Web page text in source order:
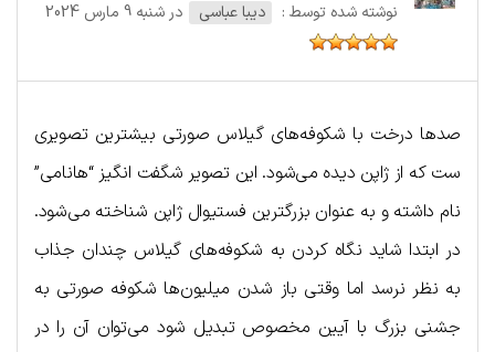
نوشته شده توسط : دیبا عباسی در شنبه 9 مارس 2024
صدها درخت با شکوفه‌های گیلاس صورتی بیشترین تصویری
ست که از ژاپن دیده می‌شود. این تصویر شگفت انگیز “هانامی”
نام داشته و به عنوان بزرگترین فستیوال ژاپن شناخته می‌شود.
در ابتدا شاید نگاه کردن به شکوفه‌های گیلاس چندان جذاب
به نظر نرسد اما وقتی باز شدن میلیون‌ها شکوفه صورتی به
جشنی بزرگ با آیین مخصوص تبدیل شود می‌توان آن را در